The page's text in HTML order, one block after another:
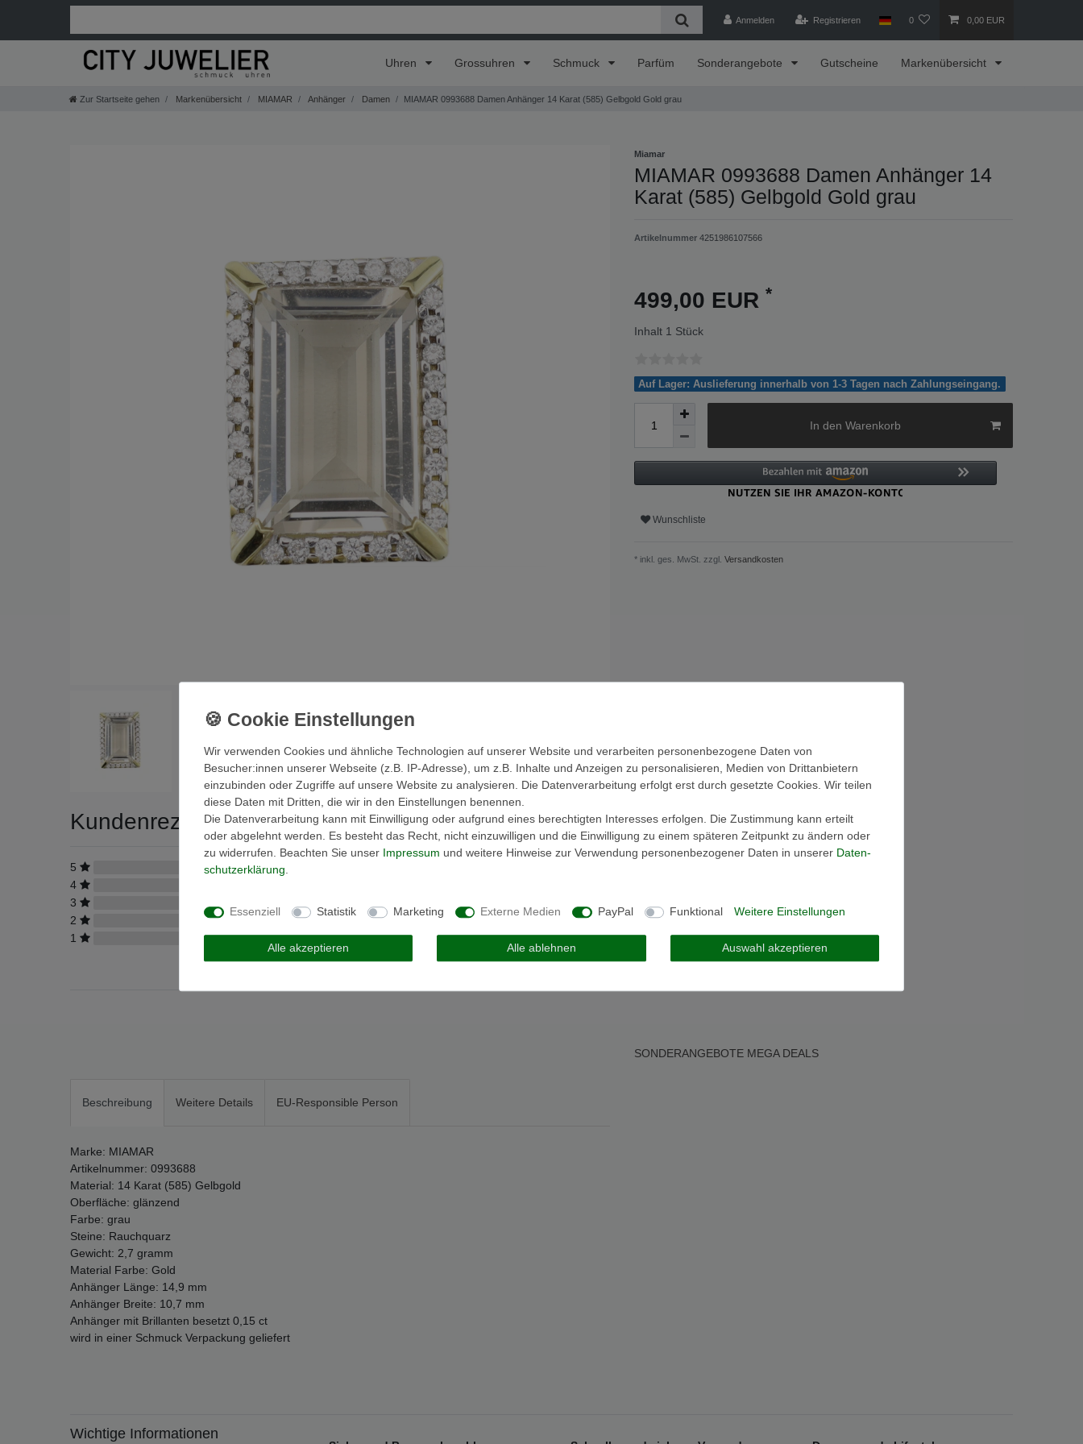
Anmelden Registrieren 0 0,00 EUR
Uhren Grossuhren Schmuck Parfüm Sonderangebote Gutscheine Markenübersicht
Zur Startseite gehen Markenübersicht MIAMAR Anhänger Damen MIAMAR 0993688 Damen Anhänger 14 Karat (585) Gelbgold Gold grau
Kundenrezensionen(0)
5
0
4
3
2
0
1
0 Anmelden
Miamar
MIAMAR 0993688 Damen Anhänger 14
Karat (585) Gelbgold Gold grau
Artikelnummer 4251986107566
499,00 EUR *
Inhalt 1 Stück
Auf Lager: Auslieferung innerhalb von 1-3 Tagen nach Zahlungseingang.
In den Warenkorb
Wunschliste
* inkl. ges. MwSt. zzgl. Versandkosten
Beschreibung Weitere Details EU-Responsible Person
Marke: MIAMAR
Artikelnummer: 0993688
Material: 14 Karat (585) Gelbgold
Oberfläche: glänzend
Farbe: grau
Steine: Rauchquarz
Gewicht: 2,7 gramm
Material Farbe: Gold
Anhänger Länge: 14,9 mm
Anhänger Breite: 10,7 mm
Anhänger mit Brillanten besetzt 0,15 ct
wird in einer Schmuck Verpackung geliefert
SONDERANGEBOTE MEGA DEALS
Wichtige Informationen
Wir verwenden Cookies und ähnliche Technologien auf unserer Website und verarbeiten personenbezogene Daten von
Besucher:innen unserer Webseite (z.B. IP-Adresse), um z.B. Inhalte und Anzeigen zu personalisieren, Medien von Drittanbietern
einzubinden oder Zugriffe auf unsere Website zu analysieren. Die Datenverarbeitung erfolgt erst durch gesetzte Cookies. Wir teilen
diese Daten mit Dritten, die wir in den Einstellungen benennen.
Die Datenverarbeitung kann mit Einwilligung oder aufgrund eines berechtigten Interesses erfolgen. Die Zustimmung kann erteilt
oder abgelehnt werden. Es besteht das Recht, nicht einzuwilligen und die Einwilligung zu einem späteren Zeitpunkt zu ändern oder
zu widerrufen. Beachten Sie unser Impressum und weitere Hinweise zur Verwendung personenbezogener Daten in unserer Daten­
schutz­erklärung
Essenziell Statistik Marketing Externe Medien PayPal Funktional Weitere Einstellungen
Alle akzeptieren Alle ablehnen Auswahl akzeptieren